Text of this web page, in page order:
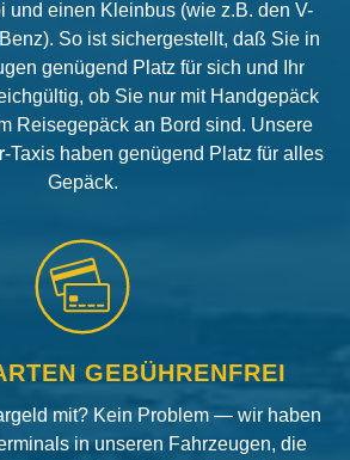
und einen Kleinbus (wie z.B. den V-
So ist sichergestellt, daß Sie in
genügend Platz für sich und Ihr
ob Sie nur mit Handgepäck
Reisegepäck an Bord sind. Unsere
-Taxis haben genügend Platz für alles
Gepäck.
GEBÜHRENFREI
mit? Kein Problem — wir haben
in unseren Fahrzeugen, die